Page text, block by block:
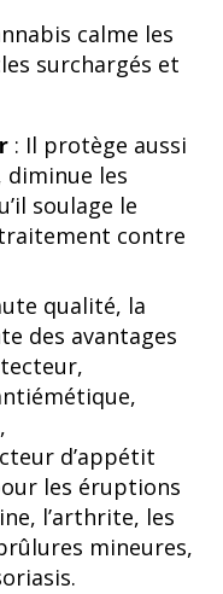
calme les
surchargés et
: Il protège aussi
diminue les
soulage le
contre
qualité, la
des avantages
d’appétit
les éruptions
l’arthrite, les
mineures,